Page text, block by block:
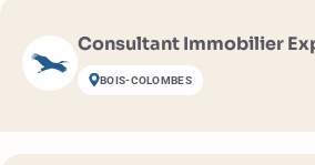
Consultant Immobilier
BOIS-COLOMBES